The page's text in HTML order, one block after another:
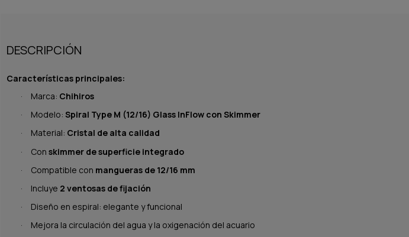
DESCRIPCIÓN
Características principales:
· Marca: Chihiros
· Modelo: Spiral Type M (12/16) Glass InFlow con Skimmer
· Material: Cristal de alta calidad
· Con skimmer de superficie integrado
· Compatible con mangueras de 12/16 mm
· Incluye 2 ventosas de fijación
· Diseño en espiral: elegante y funcional
·
Mejora la circulación del agua y la oxigenación del acuario